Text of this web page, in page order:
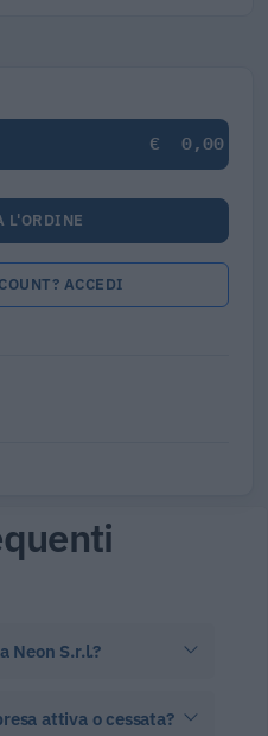
€ 0,00
L'ORDINE
ACCEDI
Neon S.r.l.?
attiva o cessata?